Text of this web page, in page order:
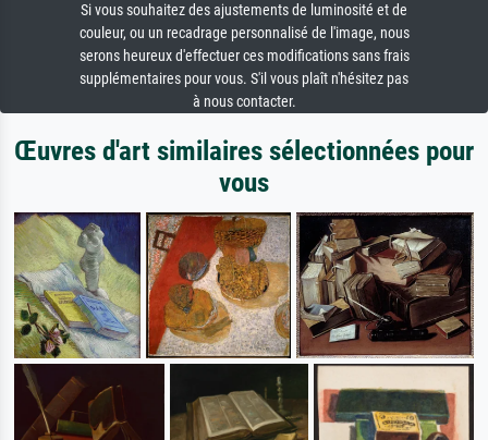
Si vous souhaitez des ajustements de luminosité et de
couleur, ou un recadrage personnalisé de l'image, nous
serons heureux d'effectuer ces modifications sans frais
supplémentaires pour vous. S'il vous plaît n'hésitez pas
à nous contacter.
Œuvres d'art similaires sélectionnées pour
vous